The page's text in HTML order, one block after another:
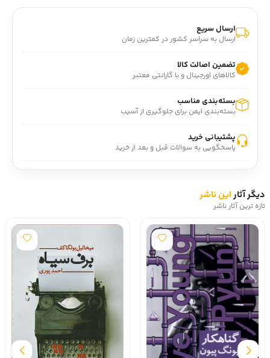
ارسال سریع
ارسال به سراسر کشور در کمترین زمان
تضمین اصالت کالا
کالاهای اورجینال و با گارانتی معتبر
بسته‌بندی مناسب
بسته‌بندی ایمن برای جلوگیری از آسیب
پشتیبانی خرید
پاسخگویی به سوالات قبل و بعد از خرید
دیگر آثاراین ناشر
تازه ترین آثار ناشر